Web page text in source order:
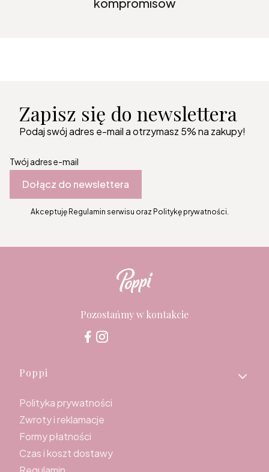
Zapisz się do newslettera
Podaj swój adres e-mail a otrzymasz 5% na zakupy!
Twój adres e-mail
Dołącz do newslettera
Akceptuję Regulamin serwisu oraz Politykę prywatności.
Pozostańmy w kontakcie
Linki w stopce
Poppi
Polityka prywatności
Zwroty i reklamacje
Formy płatności
Czas i koszt dostawy